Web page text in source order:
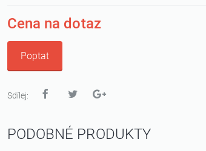
Cena na dotaz
Poptat
Sdílej:
PODOBNÉ PRODUKTY